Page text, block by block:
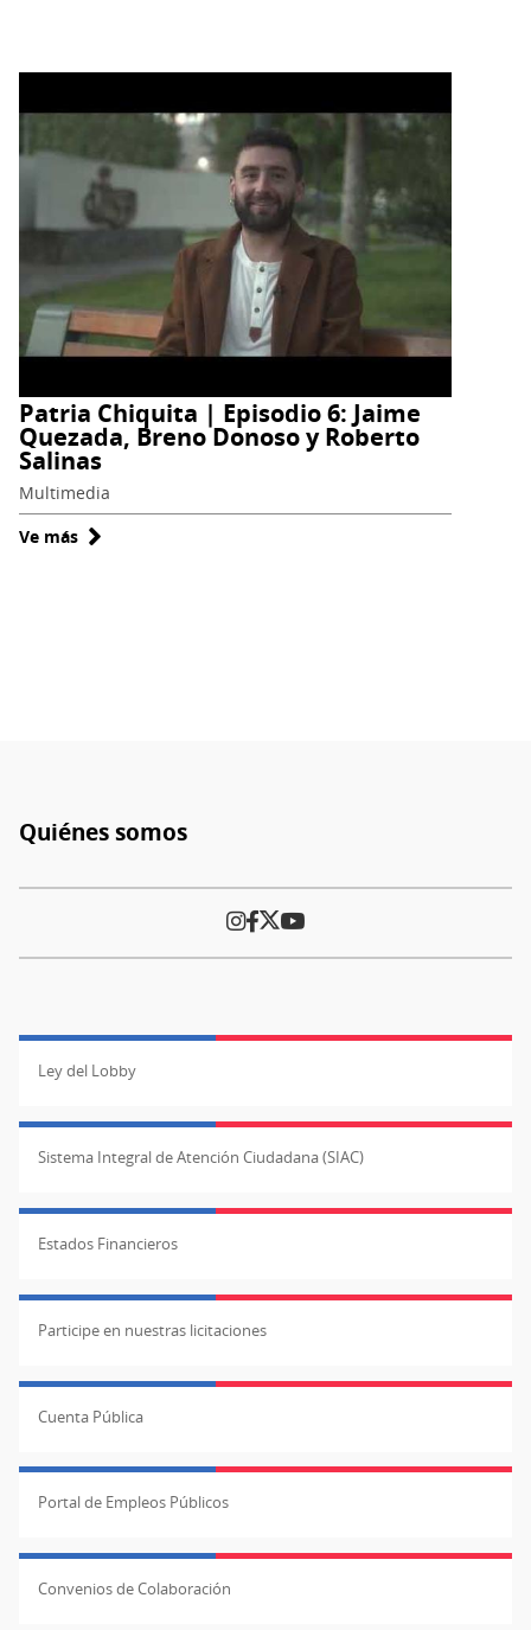
Vicuña
mes
natalicio
de
Mistral
con
amplia
de
actividades
Patria Chiquita | Episodio 6: Jaime
Quezada, Breno Donoso y Roberto
Salinas
Multimedia
Ve más sobre
y
Salinas
Pie
de
Quiénes somos
Ley del Lobby
Sistema Integral de Atención Ciudadana (SIAC)
Estados Financieros
Participe en nuestras licitaciones
Cuenta Pública
Portal de Empleos Públicos
Convenios de Colaboración